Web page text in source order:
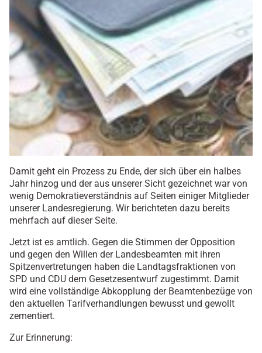
Damit geht ein Prozess zu Ende, der sich über ein halbes
Jahr hinzog und der aus unserer Sicht gezeichnet war von
wenig Demokratieverständnis auf Seiten einiger Mitglieder
unserer Landesregierung. Wir berichteten dazu bereits
mehrfach auf dieser Seite.
Jetzt ist es amtlich. Gegen die Stimmen der Opposition
und gegen den Willen der Landesbeamten mit ihren
Spitzenvertretungen haben die Landtagsfraktionen von
SPD und CDU dem Gesetzesentwurf zugestimmt. Damit
wird eine vollständige Abkopplung der Beamtenbezüge von
den aktuellen Tarifverhandlungen bewusst und gewollt
zementiert.
Zur Erinnerung: